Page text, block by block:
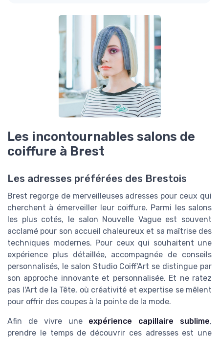
Les incontournables salons de
coiffure à Brest
Les adresses préférées des Brestois
Brest regorge de merveilleuses adresses pour ceux qui
cherchent à émerveiller leur coiffure. Parmi les salons
les plus cotés, le salon Nouvelle Vague est souvent
acclamé pour son accueil chaleureux et sa maîtrise des
techniques modernes. Pour ceux qui souhaitent une
expérience plus détaillée, accompagnée de conseils
personnalisés, le salon Studio Coiff'Art se distingue par
son approche innovante et personnalisée. Et ne ratez
pas l'Art de la Tête, où créativité et expertise se mêlent
pour offrir des coupes à la pointe de la mode.
Afin de vivre une expérience capillaire sublime,
prendre le temps de découvrir ces adresses est une